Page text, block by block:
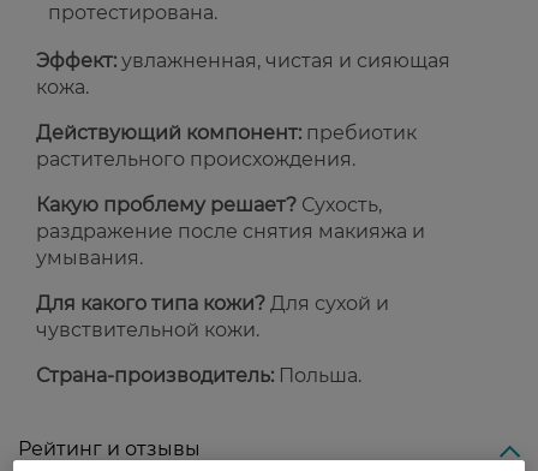
протестирована.
Эффект: увлажненная, чистая и сияющая
кожа.
Действующий компонент: пребиотик
растительного происхождения.
Какую проблему решает? Сухость,
раздражение после снятия макияжа и
умывания.
Для какого типа кожи? Для сухой и
чувствительной кожи.
Страна-производитель: Польша.
Рейтинг и отзывы